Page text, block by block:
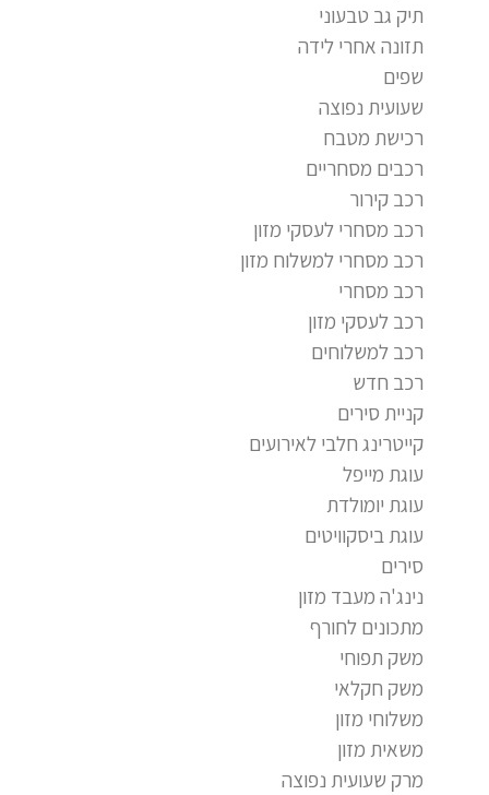
תיק גב טבעוני
תזונה אחרי לידה
שפים
שעועית נפוצה
רכישת מטבח
רכבים מסחריים
רכב קירור
רכב מסחרי לעסקי מזון
רכב מסחרי למשלוח מזון
רכב מסחרי
רכב לעסקי מזון
רכב למשלוחים
רכב חדש
קניית סירים
קייטרינג חלבי לאירועים
עוגת מייפל
עוגת יומולדת
עוגת ביסקוויטים
סירים
נינג'ה מעבד מזון
מתכונים לחורף
משק תפוחי
משק חקלאי
משלוחי מזון
משאית מזון
מרק שעועית נפוצה